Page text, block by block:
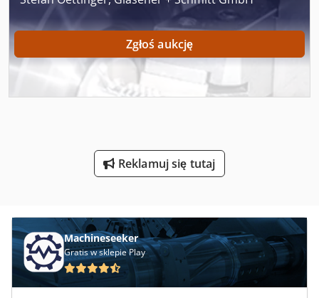
Maszyny Do Mycia Szkła
Maszyny Do Napełniania
Maszyny Do Obróbki Drewna
Maszyny Do Powlekania
Maszyny Do Produkcji Okien
Maszyny Do Produkcji Palet
Maszyny Do Szycia Przemysłowe
Zgłoś aukcję
Reklamuj się tutaj
Machineseeker
Gratis w sklepie Play